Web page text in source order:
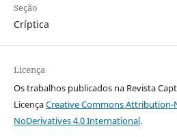
Seção
Críptica
Licença
Os trabalhos publicados na Revista
LicençaCreative Commons Attribution-
NoDerivatives 4.0 International.